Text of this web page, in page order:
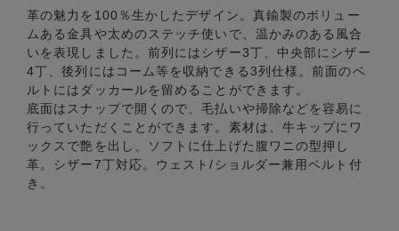
革の魅力を100％生かしたデザイン。真鍮製のボリュー
ムある金具や太めのステッチ使いで、温かみのある風合
いを表現しました。前列にはシザー3丁、中央部にシザー
4丁、後列にはコーム等を収納できる3列仕様。前面のベ
ルトにはダッカールを留めることができます。
底面はスナップで開くので、毛払いや掃除などを容易に
行っていただくことができます。素材は、牛キップにワ
ックスで艶を出し、ソフトに仕上げた腹ワニの型押し
革。シザー7丁対応。ウェスト/ショルダー兼用ベルト付
き。